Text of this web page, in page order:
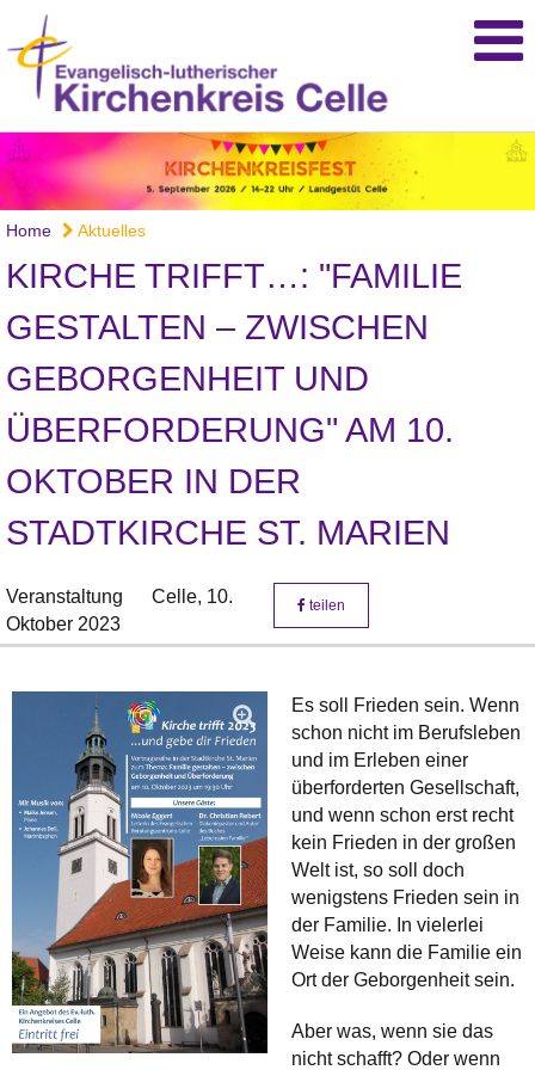
Home Aktuelles
KIRCHE TRIFFT…: "FAMILIE
GESTALTEN – ZWISCHEN
GEBORGENHEIT UND
ÜBERFORDERUNG" AM 10.
OKTOBER IN DER
STADTKIRCHE ST. MARIEN
Veranstaltung Celle, 10.
Oktober 2023
teilen
Es soll Frieden sein. Wenn
schon nicht im Berufsleben
und im Erleben einer
überforderten Gesellschaft,
und wenn schon erst recht
kein Frieden in der großen
Welt ist, so soll doch
wenigstens Frieden sein in
der Familie. In vielerlei
Weise kann die Familie ein
Ort der Geborgenheit sein.
Aber was, wenn sie das
nicht schafft? Oder wenn